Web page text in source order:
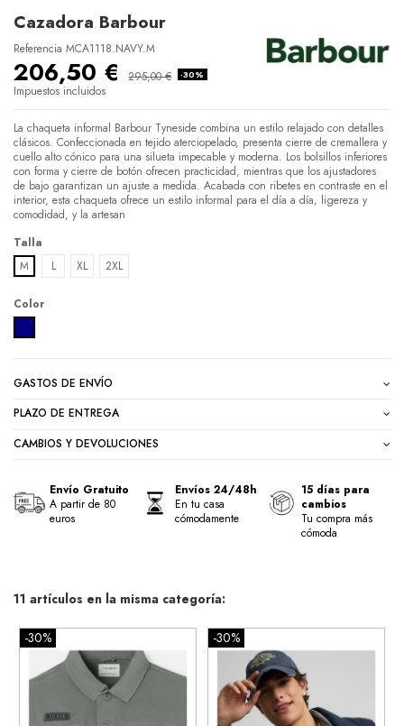
Cazadora Barbour
Referencia MCA1118.NAVY.M
206,50 € 295,00 € -30%
Impuestos incluidos
La chaqueta informal Barbour Tyneside combina un estilo relajado con detalles
clásicos. Confeccionada en tejido aterciopelado, presenta cierre de cremallera y
cuello alto cónico para una silueta impecable y moderna. Los bolsillos inferiores
con forma y cierre de botón ofrecen practicidad, mientras que los ajustadores
de bajo garantizan un ajuste a medida. Acabada con ribetes en contraste en el
interior, esta chaqueta ofrece un estilo informal para el día a día, ligereza y
comodidad, y la artesan
Talla
M
L XL 2XL
Color
GASTOS DE ENVÍO
PLAZO DE ENTREGA
CAMBIOS Y DEVOLUCIONES
Envío Gratuito
A partir de 80
euros
Envíos 24/48h
En tu casa
cómodamente
15 días para
cambios
Tu compra más
cómoda
11 artículos en la misma categoría:
-30% -30%